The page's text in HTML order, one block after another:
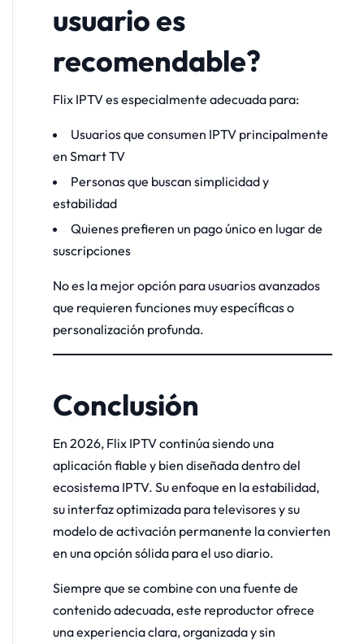
usuario es
recomendable?
Flix IPTV es especialmente adecuada para:
Usuarios que consumen IPTV principalmente
en Smart TV
Personas que buscan simplicidad y
estabilidad
Quienes prefieren un pago único en lugar de
suscripciones
No es la mejor opción para usuarios avanzados
que requieren funciones muy específicas o
personalización profunda.
Conclusión
En 2026, Flix IPTV continúa siendo una
aplicación fiable y bien diseñada dentro del
ecosistema IPTV. Su enfoque en la estabilidad,
su interfaz optimizada para televisores y su
modelo de activación permanente la convierten
en una opción sólida para el uso diario.
Siempre que se combine con una fuente de
contenido adecuada, este reproductor ofrece
una experiencia clara, organizada y sin